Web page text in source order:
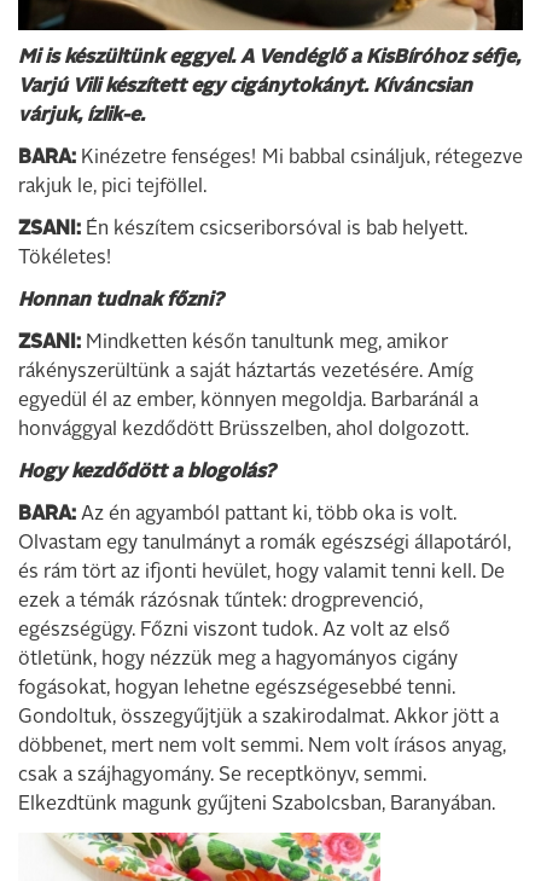
Mi is készültünk eggyel. A Vendéglő a KisBíróhoz séfje,
Varjú Vili készített egy cigánytokányt. Kíváncsian
várjuk, ízlik-e.
BARA: Kinézetre fenséges! Mi babbal csináljuk, rétegezve
rakjuk le, pici tejföllel.
ZSANI: Én készítem csicseriborsóval is bab helyett.
Tökéletes!
Honnan tudnak főzni?
ZSANI: Mindketten későn tanultunk meg, amikor
rákényszerültünk a saját háztartás vezetésére. Amíg
egyedül él az ember, könnyen megoldja. Barbaránál a
honvággyal kezdődött Brüsszelben, ahol dolgozott.
Hogy kezdődött a blogolás?
BARA: Az én agyamból pattant ki, több oka is volt.
Olvastam egy tanulmányt a romák egészségi állapotáról,
és rám tört az ifjonti hevület, hogy valamit tenni kell. De
ezek a témák rázósnak tűntek: drogprevenció,
egészségügy. Főzni viszont tudok. Az volt az első
ötletünk, hogy nézzük meg a hagyományos cigány
fogásokat, hogyan lehetne egészségesebbé tenni.
Gondoltuk, összegyűjtjük a szakirodalmat. Akkor jött a
döbbenet, mert nem volt semmi. Nem volt írásos anyag,
csak a szájhagyomány. Se receptkönyv, semmi.
Elkezdtünk magunk gyűjteni Szabolcsban, Baranyában.